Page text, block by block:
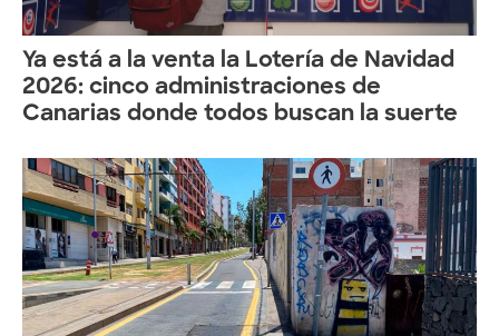
Ya está a la venta la Lotería de Navidad
2026: cinco administraciones de
Canarias donde todos buscan la suerte